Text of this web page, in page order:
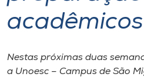
Portal de Ensino
A
acadêmicos
Nestas próximas duas
a Unoesc – Campus de São